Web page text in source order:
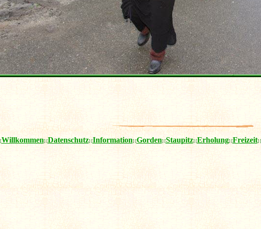
[Willkommen] [Datenschutz] [Information] [Gorden] [Staupitz] [Erholung] [Freizeit] [